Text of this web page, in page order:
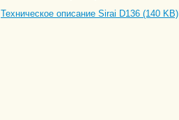
Техническое описание Sirai D136 (140 KB)